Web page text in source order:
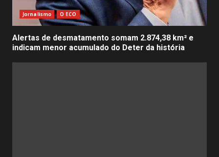
Jornalismo O ECO
Alertas de desmatamento somam 2.874,38 km² e
indicam menor acumulado do Deter da história